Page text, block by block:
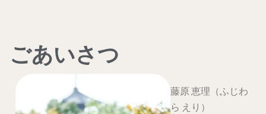
ごあいさつ
藤原 恵理（ふじわ
ら えり）